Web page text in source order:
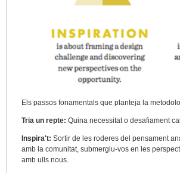
Els passos fonamentals que planteja la
Tria un repte: Quina necessitat o desafiament
Inspira't: Sortir de les roderes del pensament
amb la comunitat, submergiu-vos en les
amb ulls nous.